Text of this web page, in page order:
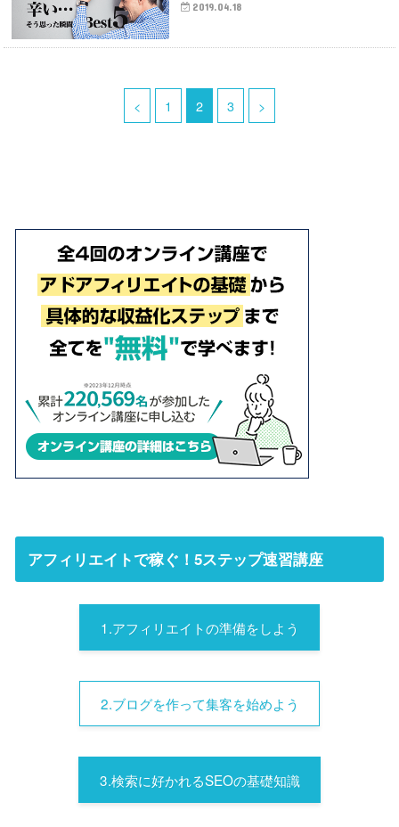
2019.04.18
< 1 2 3 >
アフィリエイトで稼ぐ！5ステップ速習講座
1.アフィリエイトの準備をしよう
2.ブログを作って集客を始めよう
3.検索に好かれるSEOの基礎知識